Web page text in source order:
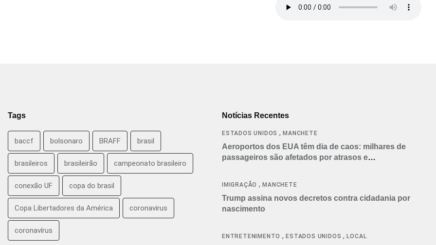
Tags
baccf bolsonaro BRAFF brasil
brasileiros brasileirão campeonato brasileiro
conexão UF copa do brasil
Copa Libertadores da América coronavirus
coronavírus
Notícias Recentes
ESTADOS UNIDOS ,MANCHETE
Aeroportos dos EUA têm dia de caos: milhares de
passageiros são afetados por atrasos e
IMIGRAÇÃO ,MANCHETE
Trump assina novos decretos contra cidadania por
nascimento
ENTRETENIMENTO ,ESTADOS UNIDOS ,LOCAL